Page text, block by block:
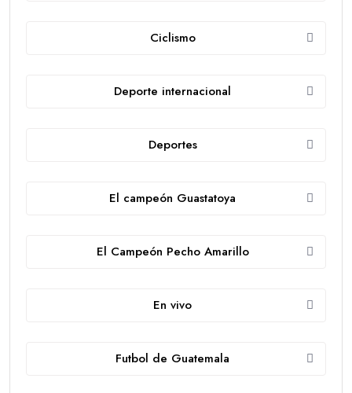
Ciclismo
Deporte internacional
Deportes
El campeón Guastatoya
El Campeón Pecho Amarillo
En vivo
Futbol de Guatemala